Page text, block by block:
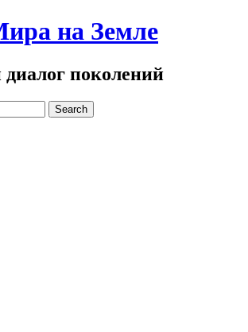
на Земле
поколений